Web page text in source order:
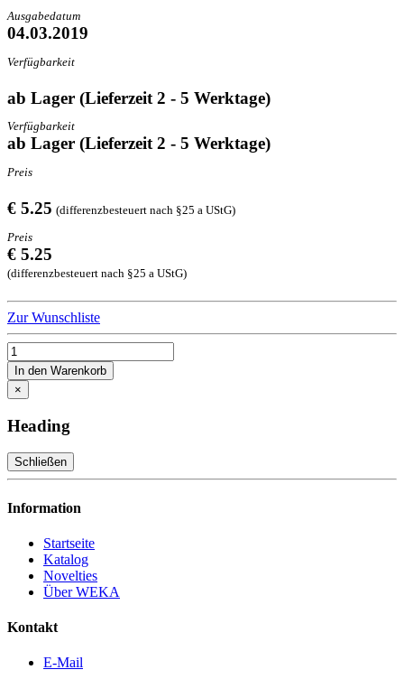
Ausgabedatum
04.03.2019
Verfügbarkeit
ab Lager (Lieferzeit 2 - 5 Werktage)
Verfügbarkeit
ab Lager (Lieferzeit 2 - 5 Werktage)
Preis
€ 5.25 (differenzbesteuert nach §25 a UStG)
Preis
€ 5.25
(differenzbesteuert nach §25 a UStG)
Zur Wunschliste
In den Warenkorb
×
Heading
Schließen
Information
Startseite
Katalog
Novelties
Über WEKA
Kontakt
E-Mail